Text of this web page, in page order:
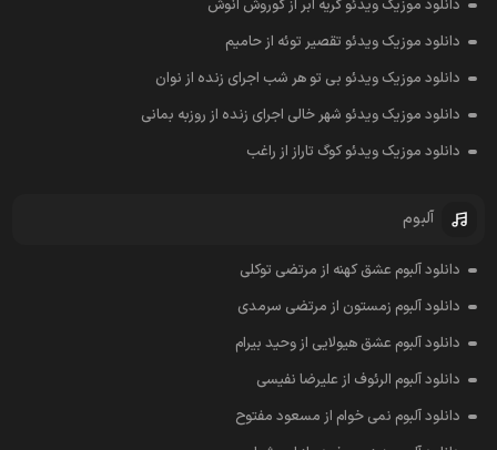
دانلود موزیک ویدئو گریه ابر از کوروش انوش
دانلود موزیک ویدئو تقصیر توئه از حامیم
دانلود موزیک ویدئو بی تو هر شب اجرای زنده از نوان
دانلود موزیک ویدئو شهر خالی اجرای زنده از روزبه بمانی
دانلود موزیک ویدئو کوگ تاراز از راغب
آلبوم
دانلود آلبوم عشق کهنه از مرتضی توکلی
دانلود آلبوم زمستون از مرتضی سرمدی
دانلود آلبوم عشق هیولایی از وحید بیرام
دانلود آلبوم الرئوف از علیرضا نفیسی
دانلود آلبوم نمی خوام از مسعود مفتوح